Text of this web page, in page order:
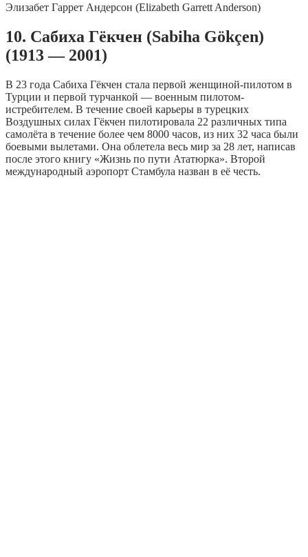
Элизабет Гаррет Андерсон (Elizabeth Garrett Anderson)
10. Сабиха Гёкчен (Sabiha Gökçen)
(1913 — 2001)
В 23 года Сабиха Гёкчен стала первой женщиной-пилотом в
Турции и первой турчанкой — военным пилотом-
истребителем. В течение своей карьеры в турецких
Воздушных силах Гёкчен пилотировала 22 различных типа
самолёта в течение более чем 8000 часов, из них 32 часа были
боевыми вылетами. Она облетела весь мир за 28 лет, написав
после этого книгу «Жизнь по пути Ататюрка». Второй
международный аэропорт Стамбула назван в её честь.